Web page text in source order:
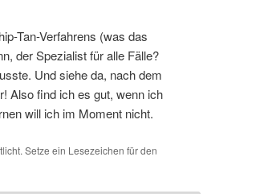
Tan-Verfahrens (was das
der Spezialist für alle Fälle?
Und siehe da, nach dem
Also find ich es gut, wenn ich
will ich im Moment nicht.
Setze ein Lesezeichen für den